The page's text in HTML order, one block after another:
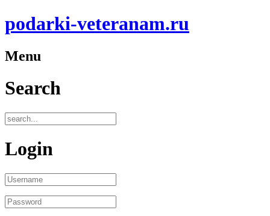
podarki-veteranam.ru
Menu
Search
Login